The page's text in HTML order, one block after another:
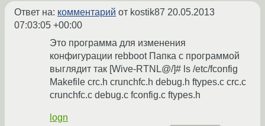
Ответ на: комментарий от kostik87 20.05.2013
07:03:05 +00:00
Это программа для изменения
конфигурации rebboot Папка с программой
выглядит так [Wive-RTNL@/]# ls /etc/fconfig
Makefile crc.h crunchfc.h debug.h ftypes.c crc.c
crunchfc.c debug.c fconfig.c ftypes.h
logn